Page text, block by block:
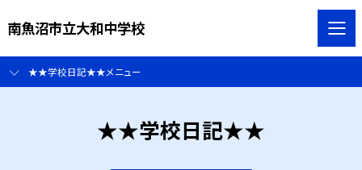
南魚沼市立大和中学校
★★学校日記★★メニュー
★★学校日記★★